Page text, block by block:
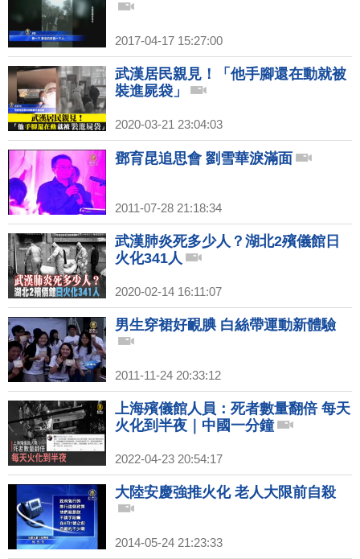
2017-04-17 15:27:00
武漢居民親見！「他手腳還在動就被
裝進屍袋」
2020-03-21 23:04:03
鄧育昆追思會 劉雪華淚滿面
2011-07-28 21:18:34
武漢肺炎死多少人？湖北2殯儀館日
火化341人
2020-02-14 16:11:07
男生穿裙好靦腆 白絲帶運動新體驗
2011-11-24 20:33:12
上海殯儀館人員：死者數量翻倍 每天
火化到半夜｜中國一分鐘
2022-04-23 20:54:17
大陸安慶強推火化 老人大限前自殺
2014-05-24 21:23:33